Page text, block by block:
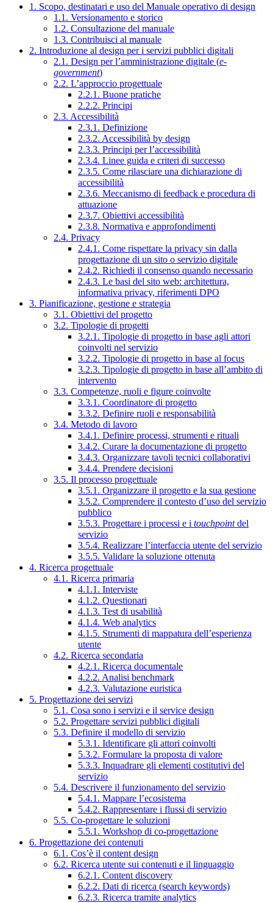
1. Scopo, destinatari e uso del Manuale operativo di design
1.1. Versionamento e storico
1.2. Consultazione del manuale
1.3. Contribuisci al manuale
2. Introduzione al design per i servizi pubblici digitali
2.1. Design per l’amministrazione digitale (e-
government)
2.2. L’approccio progettuale
2.2.1. Buone pratiche
2.2.2. Principi
2.3. Accessibilità
2.3.1. Definizione
2.3.2. Accessibilità by design
2.3.3. Principi per l’accessibilità
2.3.4. Linee guida e criteri di successo
2.3.5. Come rilasciare una dichiarazione di
accessibilità
2.3.6. Meccanismo di feedback e procedura di
attuazione
2.3.7. Obiettivi accessibilità
2.3.8. Normativa e approfondimenti
2.4. Privacy
2.4.1. Come rispettare la privacy sin dalla
progettazione di un sito o servizio digitale
2.4.2. Richiedi il consenso quando necessario
2.4.3. Le basi del sito web: architettura,
informativa privacy, riferimenti DPO
3. Pianificazione, gestione e strategia
3.1. Obiettivi del progetto
3.2. Tipologie di progetti
3.2.1. Tipologie di progetto in base agli attori
coinvolti nel servizio
3.2.2. Tipologie di progetto in base al focus
3.2.3. Tipologie di progetto in base all’ambito di
intervento
3.3. Competenze, ruoli e figure coinvolte
3.3.1. Coordinatore di progetto
3.3.2. Definire ruoli e responsabilità
3.4. Metodo di lavoro
3.4.1. Definire processi, strumenti e rituali
3.4.2. Curare la documentazione di progetto
3.4.3. Organizzare tavoli tecnici collaborativi
3.4.4. Prendere decisioni
3.5. Il processo progettuale
3.5.1. Organizzare il progetto e la sua gestione
3.5.2. Comprendere il contesto d’uso del servizio
pubblico
3.5.3. Progettare i processi e i touchpointdel
servizio
3.5.4. Realizzare l’interfaccia utente del servizio
3.5.5. Validare la soluzione ottenuta
4. Ricerca progettuale
4.1. Ricerca primaria
4.1.1. Interviste
4.1.2. Questionari
4.1.3. Test di usabilità
4.1.4. Web analytics
4.1.5. Strumenti di mappatura dell’esperienza
utente
4.2. Ricerca secondaria
4.2.1. Ricerca documentale
4.2.2. Analisi benchmark
4.2.3. Valutazione euristica
5. Progettazione dei servizi
5.1. Cosa sono i servizi e il service design
5.2. Progettare servizi pubblici digitali
5.3. Definire il modello di servizio
5.3.1. Identificare gli attori coinvolti
5.3.2. Formulare la proposta di valore
5.3.3. Inquadrare gli elementi costitutivi del
servizio
5.4. Descrivere il funzionamento del servizio
5.4.1. Mappare l’ecosistema
5.4.2. Rappresentare i flussi di servizio
5.5. Co-progettare le soluzioni
5.5.1. Workshop di co-progettazione
6. Progettazione dei contenuti
6.1. Cos’è il content design
6.2. Ricerca utente sui contenuti e il linguaggio
6.2.1. Content discovery
6.2.2. Dati di ricerca (search keywords)
6.2.3. Ricerca tramite analytics